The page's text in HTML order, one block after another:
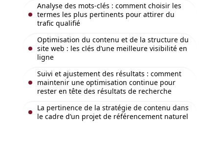
Analyse des mots-clés : comment choisir les
termes les plus pertinents pour attirer du
trafic qualifié
Optimisation du contenu et de la structure du
site web : les clés d’une meilleure visibilité en
ligne
Suivi et ajustement des résultats : comment
maintenir une optimisation continue pour
rester en tête des résultats de recherche
La pertinence de la stratégie de contenu dans
le cadre d’un projet de référencement naturel